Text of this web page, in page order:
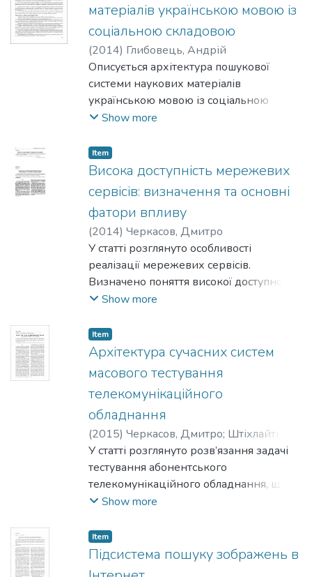
матеріалів українською мовою із
соціальною складовою
(2014) Глибовець, Андрій
Описується архітектура пошукової
системи наукових матеріалів
українською мовою із соціальною
складовою. Розглянуто та обґрунтовано
системи, описано її функціональність.
Представлено алгоритм для виділення з
PDF документів наукових статей
логічних частин.
Show more
Item
Висока доступність мережевих
сервісів: визначення та основні
фатори впливу
(2014) Черкасов, Дмитро
У статті розглянуто особливості
реалізації мережевих сервісів.
Визначено поняття високої доступності
мережевого сервісу. Вказано на
доступність мережевого сервісу, та
проаналізовано особливості впливу
Show more
Item
Архітектура сучасних систем
масового тестування
телекомунікаційного
обладнання
(2015) Черкасов, Дмитро; Штіхлайтнер,
А.;Подаревський, О.
У статті розглянуто розв’язання задачі
тестування абонентського
телекомунікаційного обладнання, що
використовується споживачами
підхід до тестування базується на
результатах аналізу структури
пристроїв, що тестуються. Окрему увагу
Show more
Item
Підсистема пошуку зображень в